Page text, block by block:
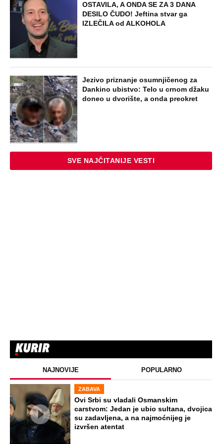
OSTAVILA, A ONDA SE ZA 3 DANA
DESILO ČUDO! Jeftina stvar ga
IZLEČILA od ALKOHOLA
Jezivo priznanje osumnjičenog za
Dankino ubistvo: Telo u crnom džaku
doneo u dvorište, a onda preokret
SVE NAJČITANIJE VESTI
NAJNOVIJE POPULARNO
ZABAVA
Ovi Srbi su vladali Osmanskim
carstvom: Jedan je ubio sultana, dvojica
su zadavljena, a na najmoćnijeg je
izvršen atentat